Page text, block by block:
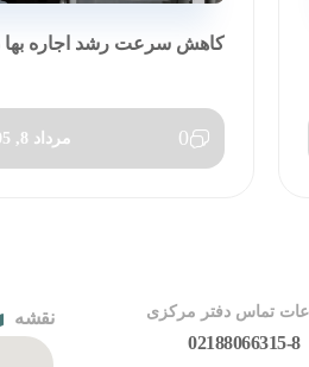
کاهش سرعت رشد اجاره بها در
0 مرداد 8, 1405
تماس دفتر مرکزی
02188066315-8
نقشه